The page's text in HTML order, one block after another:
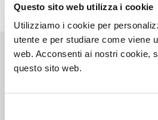
Questo sito web utilizza i cookie
Utilizziamo i cookie per
utente e per studiare come viene
web. Acconsenti ai nostri cookie,
questo sito web.Stay